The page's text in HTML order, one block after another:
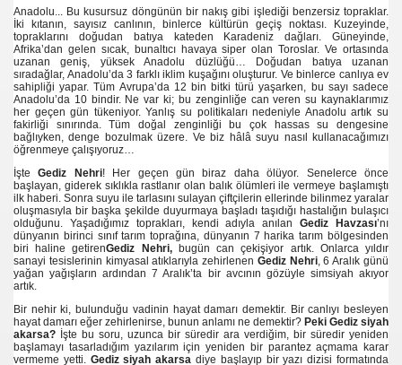
Anadolu... Bu kusursuz döngünün bir nakış gibi işlediği benzersiz topraklar.
İki kıtanın, sayısız canlının, binlerce kültürün geçiş noktası. Kuzeyinde,
topraklarını doğudan batıya kateden Karadeniz dağları. Güneyinde,
Afrika’dan gelen sıcak, bunaltıcı havaya siper olan Toroslar. Ve ortasında
uzanan geniş, yüksek Anadolu düzlüğü… Doğudan batıya uzanan
sıradağlar, Anadolu’da 3 farklı iklim kuşağını oluşturur. Ve binlerce canlıya ev
sahipliği yapar. Tüm Avrupa’da 12 bin bitki türü yaşarken, bu sayı sadece
Anadolu’da 10 bindir. Ne var ki; bu zenginliğe can veren su kaynaklarımız
her geçen gün tükeniyor. Yanlış su politikaları nedeniyle Anadolu artık su
fakirliği sınırında. Tüm doğal zenginliği bu çok hassas su dengesine
bağlıyken, denge bozulmak üzere. Ve biz hâlâ suyu nasıl kullanacağımızı
öğrenmeye çalışıyoruz…
İşteGediz Nehri! Her geçen gün biraz daha ölüyor. Senelerce önce
başlayan, giderek sıklıkla rastlanır olan balık ölümleri ile vermeye başlamıştı
ilk haberi. Sonra suyu ile tarlasını sulayan çiftçilerin ellerinde bilinmez yaralar
oluşmasıyla bir başka şekilde duyurmaya başladı taşıdığı hastalığın bulaşıcı
olduğunu. Yaşadığımız toprakları, kendi adıyla anılanGediz Havzası’nı
dünyanın birinci sınıf tarım toprağına, dünyanın 7 harika tarım bölgesinden
biri haline getirenGediz Nehri,bugün can çekişiyor artık. Onlarca yıldır
sanayi tesislerinin kimyasal atıklarıyla zehirlenen Gediz Nehri, 6 Aralık günü
yağan yağışların ardından 7 Aralık’ta bir avcının gözüyle simsiyah akıyor
artık.
Bir nehir ki, bulunduğu vadinin hayat damarı demektir. Bir canlıyı besleyen
hayat damarı eğer zehirlenirse, bunun anlamı ne demektir? Peki Gediz siyah
akarsa? İşte bu soru, uzunca bir süredir ara verdiğim, bir süredir yeniden
başlamayı tasarladığım yazılarım için yeniden bir parantez açmama karar
vermeme yetti. Gediz siyah akarsa diye başlayıp bir yazı dizisi formatında
mi?